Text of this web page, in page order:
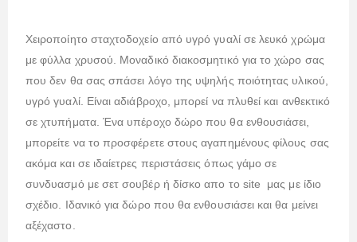
Χειροποίητο σταχτοδοχείο από υγρό γυαλί σε λευκό χρώμα
με φύλλα χρυσού. Μοναδικό διακοσμητικό για το χώρο σας
που δεν θα σας σπάσει λόγο της υψηλής ποιότητας υλικού,
υγρό γυαλί. Είναι αδιάβροχο, μπορεί να πλυθεί και ανθεκτικό
σε χτυπήματα. Ένα υπέροχο δώρο που θα ενθουσιάσει,
μπορείτε να το προσφέρετε στους αγαπημένους φίλους σας
ακόμα και σε ιδαίετρες περιστάσεις όπως γάμο σε
συνδυασμό με σετ σουβέρ ή δίσκο απο το site μας με ίδιο
σχέδιο. Ιδανικό για δώρο που θα ενθουσιάσει και θα μείνει
αξέχαστο.